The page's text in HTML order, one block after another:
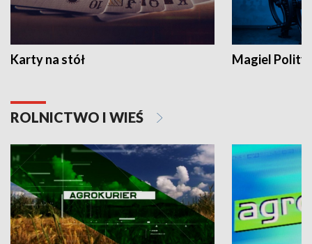
Karty na stół Magiel
ROLNICTWO I WIEŚ